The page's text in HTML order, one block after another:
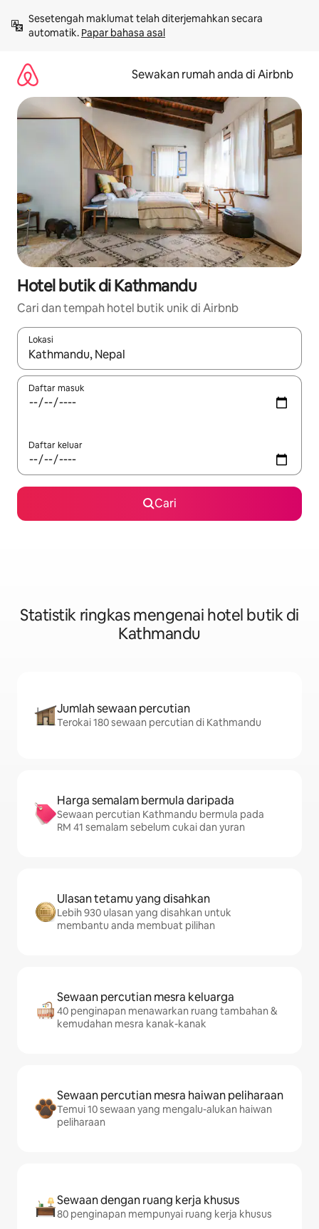
kandungan
Sesetengah maklumat telah diterjemahkan secara
automatik. Papar bahasa asal
Sewakan rumah anda di Airbnb
Hotel butik di Kathmandu
Cari dan tempah hotel butik unik di Airbnb
Lokasi
Apabila hasil tersedia, navigasi dengan kekunci anak panah
Daftar masuk
Daftar keluar
Cari
Statistik ringkas mengenai hotel butik di
Kathmandu
Jumlah sewaan percutian
Terokai 180 sewaan percutian di Kathmandu
Harga semalam bermula daripada
Sewaan percutian Kathmandu bermula pada
RM 41 semalam sebelum cukai dan yuran
Ulasan tetamu yang disahkan
Lebih 930 ulasan yang disahkan untuk
membantu anda membuat pilihan
Sewaan percutian mesra keluarga
40 penginapan menawarkan ruang tambahan &
kemudahan mesra kanak-kanak
Sewaan percutian mesra haiwan peliharaan
Temui 10 sewaan yang mengalu-alukan haiwan
peliharaan
Sewaan dengan ruang kerja khusus
80 penginapan mempunyai ruang kerja khusus